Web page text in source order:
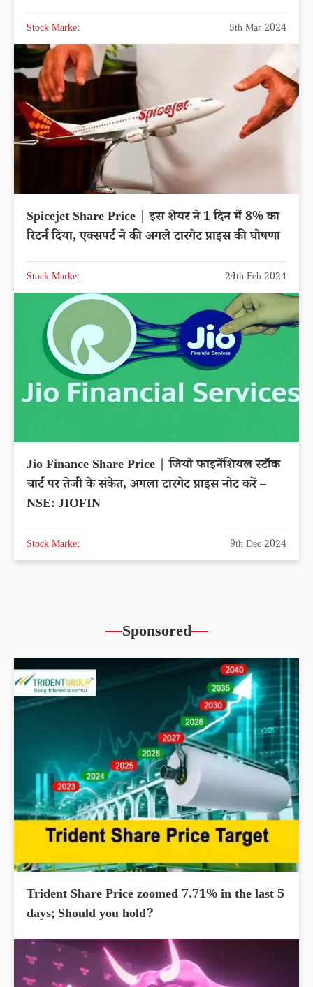
Stock Market 5th Mar 2024
Spicejet Share Price | इस शेयर ने 1 दिन में 8% का
रिटर्न दिया, एक्सपर्ट ने की अगले टारगेट प्राइस की घोषणा
Stock Market 24th Feb 2024
Jio Finance Share Price | जियो फाइनेंशियल स्टॉक
चार्ट पर तेजी के संकेत, अगला टारगेट प्राइस नोट करें –
NSE: JIOFIN
Stock Market 9th Dec 2024
Sponsored
Trident Share Price zoomed 7.71% in the last 5
days; Should you hold?